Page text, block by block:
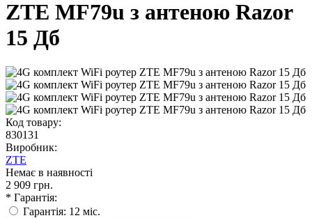
ZTE MF79u з антеною Razor
15 Дб
Код товару:
830131
Виробник:
ZTE
Немає в наявності
2 909 грн.
* Гарантія:
Гарантія: 12 міс.